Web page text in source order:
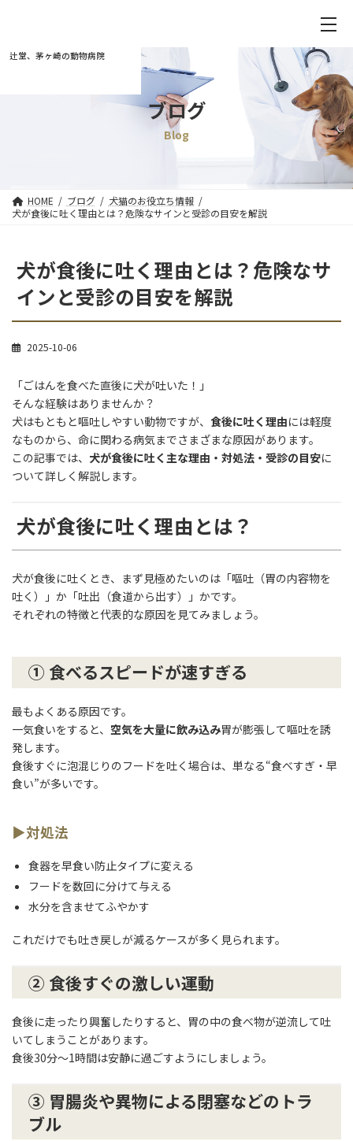
辻堂、茅ヶ崎の動物病院
ブログ
Blog
HOME ブログ
犬猫のお役立ち情報
犬が食後に吐く理由とは？危険なサインと受診の目安を解説
犬が食後に吐く理由とは？危険なサ
インと受診の目安を解説
2025-10-06
「ごはんを食べた直後に犬が吐いた！」
そんな経験はありませんか？
犬はもともと嘔吐しやすい動物ですが、 食後に吐く理由には軽度
なものから、命に関わる病気までさまざまな原因があります。
この記事では、 犬が食後に吐く主な理由・対処法・受診の目安に
ついて詳しく解説します。
犬が食後に吐く理由とは？
犬が食後に吐くとき、まず見極めたいのは「嘔吐（胃の内容物を
吐く）」か「吐出（食道から出す）」かです。
それぞれの特徴と代表的な原因を見てみましょう。
① 食べるスピードが速すぎる
最もよくある原因です。
一気食いをすると、 空気を大量に飲み込み胃が膨張して嘔吐を誘
発します。
食後すぐに泡混じりのフードを吐く場合は、単なる“食べすぎ・早
食い”が多いです。
▶対処法
食器を早食い防止タイプに変える
フードを数回に分けて与える
水分を含ませてふやかす
これだけでも吐き戻しが減るケースが多く見られます。
② 食後すぐの激しい運動
食後に走ったり興奮したりすると、胃の中の食べ物が逆流して吐
いてしまうことがあります。
食後30分〜1時間は安静に過ごすようにしましょう。
③ 胃腸炎や異物による閉塞などのトラ
ブル